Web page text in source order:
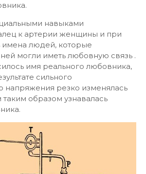
навыками
к артерии женщины и при
имена людей, которые
могли иметь любовную связь .
имя реального любовника,
сильного
напряжения резко изменялась
таким образом узнавалась